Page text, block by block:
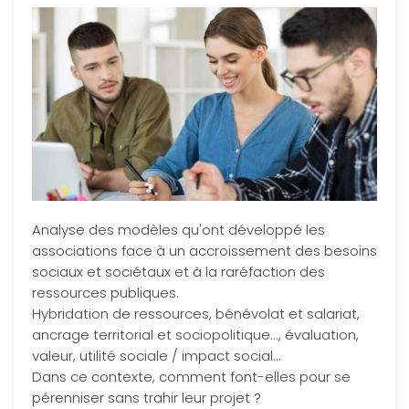
Analyse des modèles qu'ont développé les
associations face à un accroissement des besoins
sociaux et sociétaux et à la raréfaction des
ressources publiques.
Hybridation de ressources, bénévolat et salariat,
ancrage territorial et sociopolitique..., évaluation,
valeur, utilité sociale / impact social...
Dans ce contexte, comment font-elles pour se
pérenniser sans trahir leur projet ?